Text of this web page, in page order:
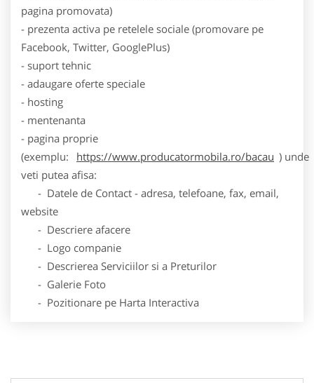
pagina promovata)
- prezenta activa pe retelele sociale (promovare pe
Facebook, Twitter, GooglePlus)
- suport tehnic
- adaugare oferte speciale
- hosting
- mentenanta
- pagina proprie
(exemplu:
https://www.producatormobila.ro/bacau ) unde
veti putea afisa:
- Datele de Contact - adresa, telefoane, fax, email,
website
- Descriere afacere
- Logo companie
- Descrierea Serviciilor si a Preturilor
- Galerie Foto
- Pozitionare pe Harta Interactiva